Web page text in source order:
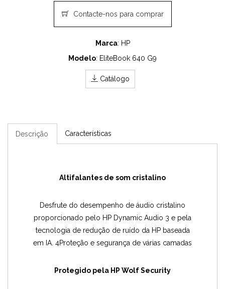
Contacte-nos para comprar
Marca: HP
Modelo: EliteBook 640 G9
Catálogo
Descrição Características
Altifalantes de som cristalino
Desfrute do desempenho de áudio cristalino
proporcionado pelo HP Dynamic Audio 3 e pela
tecnologia de redução de ruído da HP baseada
em IA. 4Proteção e segurança de várias camadas
Protegido pela HP Wolf Security